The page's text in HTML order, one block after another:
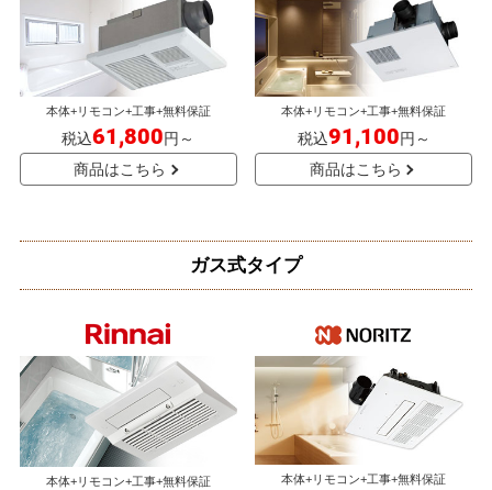
本体+リモコン+工事+無料保証
税込61,800円～
商品はこちら
本体+リモコン+工事+無料保証
税込91,100円～
商品はこちら
ガス式タイプ
本体+リモコン+工事+無料保証 本体+リモコン+工事+無料保証